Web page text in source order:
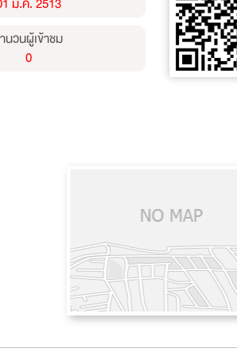
ม.ค. 2513
นวนผู้เข้าชม
0